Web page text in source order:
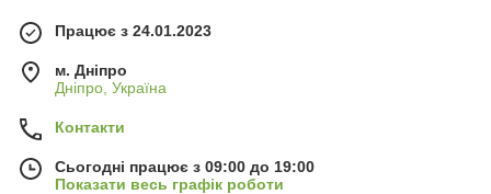
Працює з 24.01.2023
м. Дніпро
Дніпро, Україна
Контакти
Сьогодні працює з 09:00 до 19:00
Показати весь графік роботи